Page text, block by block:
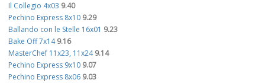
Il Collegio 4x03 9.40
Pechino Express 8x10 9.29
Ballando con le Stelle 16x01 9.23
Bake Off 7x14 9.16
MasterChef 11x23, 11x24 9.14
Pechino Express 9x10 9.07
Pechino Express 8x06 9.03